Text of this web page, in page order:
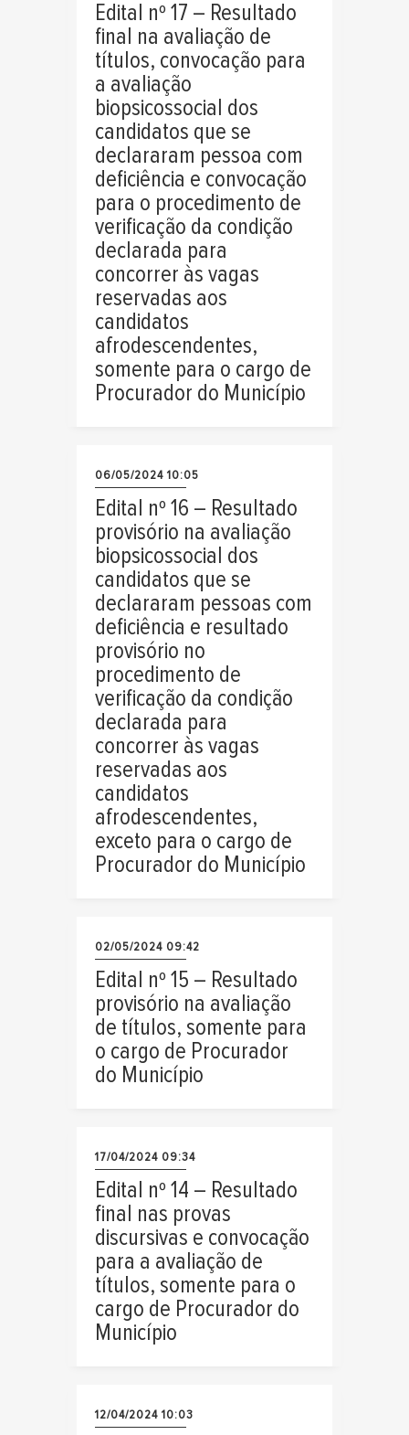
Edital nº 17 – Resultado
final na avaliação de
títulos, convocação para
a avaliação
biopsicossocial dos
candidatos que se
declararam pessoa com
deficiência e convocação
para o procedimento de
verificação da condição
declarada para
concorrer às vagas
reservadas aos
candidatos
afrodescendentes,
somente para o cargo de
Procurador do Município
06/05/2024 10:05
Edital nº 16 – Resultado
provisório na avaliação
biopsicossocial dos
candidatos que se
declararam pessoas com
deficiência e resultado
provisório no
procedimento de
verificação da condição
declarada para
concorrer às vagas
reservadas aos
candidatos
afrodescendentes,
exceto para o cargo de
Procurador do Município
02/05/2024 09:42
Edital nº 15 – Resultado
provisório na avaliação
de títulos, somente para
o cargo de Procurador
do Município
17/04/2024 09:34
Edital nº 14 – Resultado
final nas provas
discursivas e convocação
para a avaliação de
títulos, somente para o
cargo de Procurador do
Município
12/04/2024 10:03